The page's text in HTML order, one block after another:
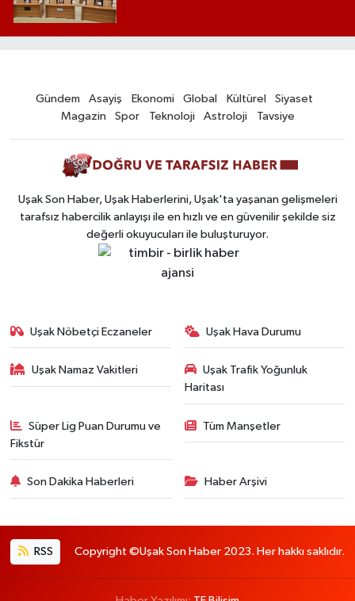
Gündem Asayiş Ekonomi Global Kültürel
Siyaset
Magazin
Spor Teknoloji Astroloji Tavsiye
Uşak Son Haber, Uşak Haberlerini, Uşak'ta yaşanan gelişmeleri
tarafsız habercilik anlayışı ile en hızlı ve en güvenilir şekilde siz
değerli okuyucuları ile buluşturuyor.
Uşak Nöbetçi Eczaneler Uşak Hava Durumu
Uşak Namaz Vakitleri
Uşak Trafik Yoğunluk
Haritası
Süper Lig Puan Durumu ve
Fikstür
Tüm Manşetler
Son Dakika Haberleri Haber Arşivi
RSS Copyright ©Uşak Son Haber 2023. Her hakkı saklıdır.